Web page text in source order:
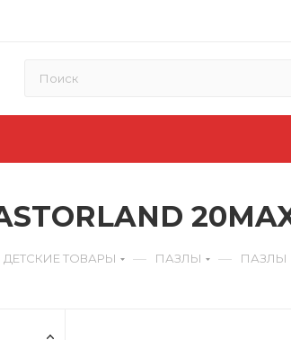
ДЕТСКИЕ ТОВАРЫ — ПАЗЛЫ — ПАЗЛЫ